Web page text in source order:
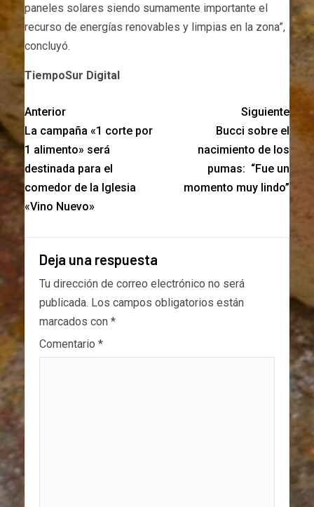
paneles solares siendo sumamente importante el
recurso de energías renovables y limpias en la zona”,
concluyó.
TiempoSur Digital
Anterior
La campaña «1 corte por
1 alimento» será
destinada para el
comedor de la Iglesia
«Vino Nuevo»
Siguiente
Bucci sobre el
nacimiento de los
pumas: “Fue un
momento muy lindo”
Deja una respuesta
Tu dirección de correo electrónico no será
publicada. Los campos obligatorios están
marcados con *
Comentario *